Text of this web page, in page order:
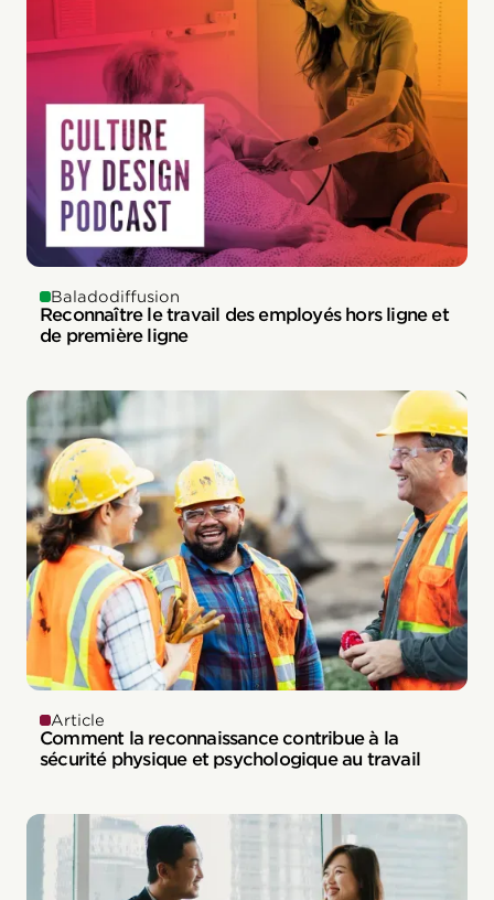
Baladodiffusion
Reconnaître le travail des employés hors ligne et
de première ligne
Article
Comment la reconnaissance contribue à la
sécurité physique et psychologique au travail